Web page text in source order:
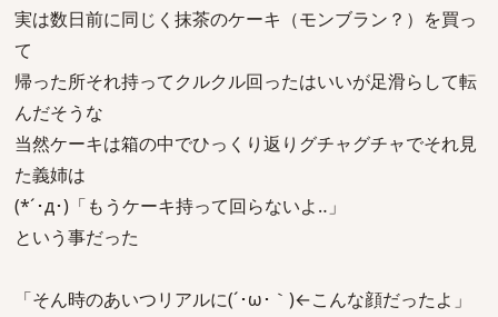
実は数日前に同じく抹茶のケーキ（モンブラン？）を買っ
て
帰った所それ持ってクルクル回ったはいいが足滑らして転
んだそうな
当然ケーキは箱の中でひっくり返りグチャグチャでそれ見
た義姉は
(*´･д･)「もうケーキ持って回らないよ‥」
という事だった
「そん時のあいつリアルに(´･ω･｀)←こんな顔だったよ」